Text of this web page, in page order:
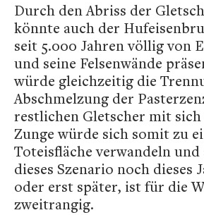
Durch den Abriss der
könnte auch der
seit 5.000 Jahren völlig von
und seine Felsenwände
würde gleichzeitig die
Abschmelzung der
restlichen Gletscher mit
Zunge würde sich somit zu
Toteisfläche verwandeln
dieses Szenario noch
oder erst später, ist für die
zweitrangig.